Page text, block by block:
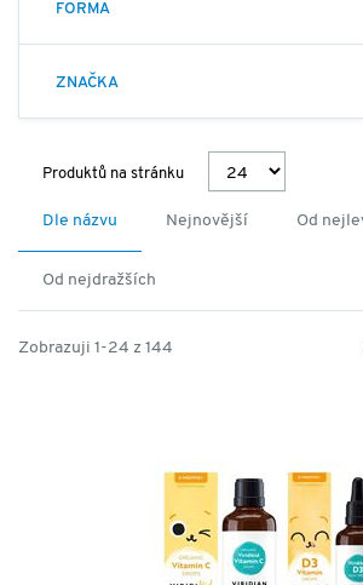
FORMA
ZNAČKA
Produktů na stránku
Dle názvu Nejnovější Od
Od nejdražších
Zobrazuji 1-24 z 144